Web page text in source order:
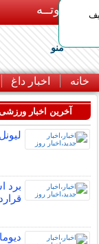
بـیتوتــه
منو
خانه اخبار داغ
آخرین اخبار
برد